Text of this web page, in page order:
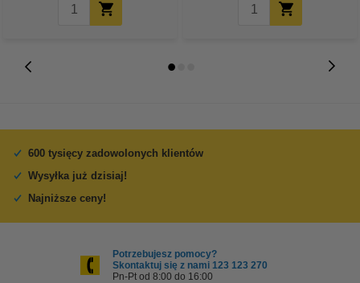
600 tysięcy zadowolonych klientów
Wysyłka już dzisiaj!
Najniższe ceny!
Potrzebujesz pomocy?
Skontaktuj się z nami 123 123 270
Pn-Pt od 8:00 do 16:00